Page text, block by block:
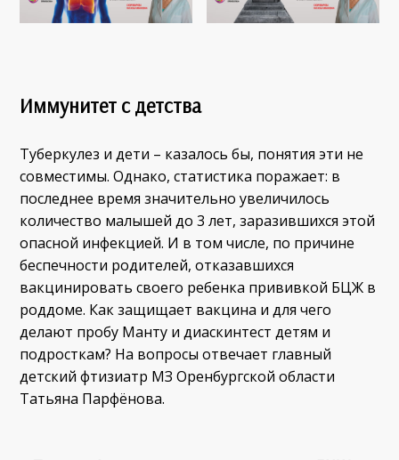
Иммунитет с детства
Туберкулез и дети – казалось бы, понятия эти не
совместимы. Однако, статистика поражает: в
последнее время значительно увеличилось
количество малышей до 3 лет, заразившихся этой
опасной инфекцией. И в том числе, по причине
беспечности родителей, отказавшихся
вакцинировать своего ребенка прививкой БЦЖ в
роддоме. Как защищает вакцина и для чего
делают пробу Манту и диаскинтест детям и
подросткам? На вопросы отвечает главный
детский фтизиатр МЗ Оренбургской области
Татьяна Парфёнова.